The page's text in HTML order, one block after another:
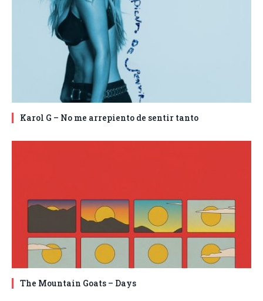
Karol G – No me arrepiento de sentir tanto
The Mountain Goats – Days